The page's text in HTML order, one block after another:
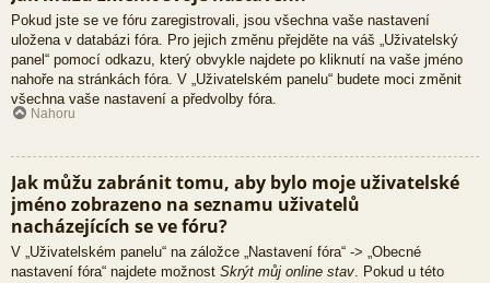
Pokud jste se ve fóru zaregistrovali, jsou všechna vaše nastavení
uložena v databázi fóra. Pro jejich změnu přejděte na váš „Uživatelský
panel“ pomocí odkazu, který obvykle najdete po kliknutí na vaše jméno
nahoře na stránkách fóra. V „Uživatelském panelu“ budete moci změnit
všechna vaše nastavení a předvolby fóra.
Nahoru
Jak můžu zabránit tomu, aby bylo moje uživatelské
jméno zobrazeno na seznamu uživatelů
nacházejících se ve fóru?
V „Uživatelském panelu“ na záložce „Nastavení fóra“ -> „Obecné
nastavení fóra“ najdete možnost Skrýt můj online stav. Pokud u této